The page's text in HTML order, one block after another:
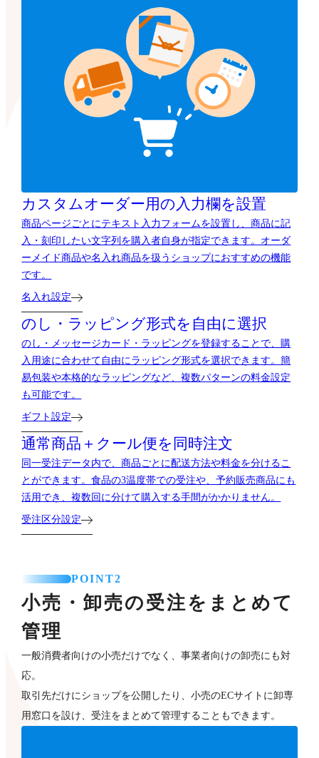
カスタムオーダー用の 入力欄を設置
商品ページごとにテキスト入力フォームを設置し、商品に記
入・刻印したい文字列を購入者自身が指定できます。オーダ
ーメイド商品や名入れ商品を扱うショップにおすすめの機能
です。
名入れ設定
のし・ラッピング形式を自由に選択
のし・メッセージカード・ラッピングを登録することで、購
入用途に合わせて自由にラッピング形式を選択できます。簡
易包装や本格的なラッピングなど、複数パターンの料金設定
も可能です。
ギフト設定
通常商品＋クール便を 同時注文
同一受注データ内で、商品ごとに配送方法や料金を分けるこ
とができます。食品の3温度帯での受注や、予約販売商品にも
活用でき、複数回に分けて購入する手間がかかりません。
受注区分設定
POINT2
小売・卸売の受注をまとめて
管理
一般消費者向けの小売だけでなく、事業者向けの卸売にも対
応。
取引先だけにショップを公開したり、小売のECサイトに卸専
用窓口を設け、受注をまとめて管理することもできます。